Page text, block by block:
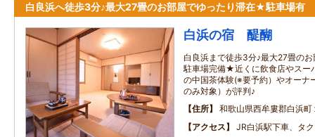
白良浜へ徒歩3分♪最大27畳のお部屋でゆったり滞在★駐車場有
白浜の宿 醍醐
白良浜まで徒歩3分♪最大27畳の
駐車場完備★近くに飲食店やスー
の中国茶体験(※要予約）やオーナ
のみ対象）が評判♪
住所
和歌山県西牟婁郡白浜
アクセス
JR白浜駅下車、タ